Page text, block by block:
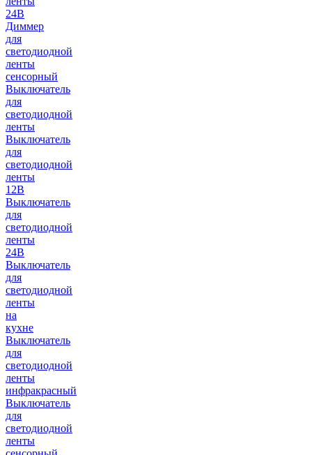
24В
Диммер
для
светодиодной
ленты
сенсорный
Выключатель
для
светодиодной
ленты
Выключатель
для
светодиодной
ленты
12В
Выключатель
для
светодиодной
ленты
24В
Выключатель
для
светодиодной
ленты
на
кухне
Выключатель
для
светодиодной
ленты
инфракрасный
Выключатель
для
светодиодной
ленты